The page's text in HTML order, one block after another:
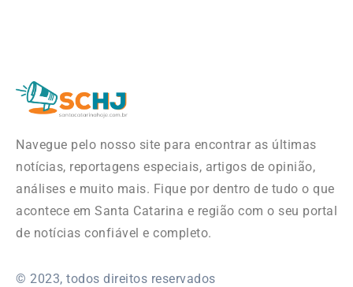
Navegue pelo nosso site para encontrar as últimas
notícias, reportagens especiais, artigos de opinião,
análises e muito mais. Fique por dentro de tudo o que
acontece em Santa Catarina e região com o seu portal
de notícias confiável e completo.
© 2023, todos direitos reservados